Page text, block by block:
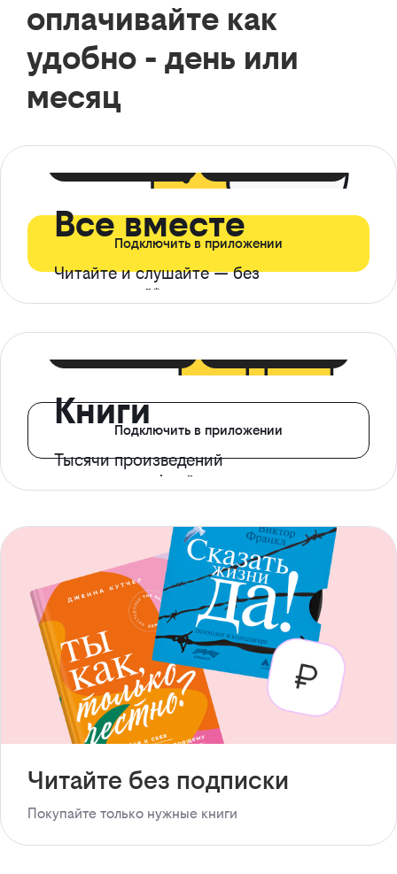
оплачивайте как
удобно - день или
месяц
Все вместе
Читайте и слушайте — без
ограничений*
Подключить в приложении
Книги
Тысячи произведений
с доступом офлайн
Подключить в приложении
Читайте без подписки
Покупайте только нужные книги